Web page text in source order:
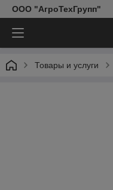
ООО "АгроТехГрупп"
Товары и услуги